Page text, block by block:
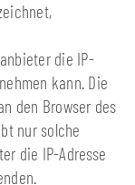
die IP-
kann. Die
den Browser des
nur solche
die IP-Adresse